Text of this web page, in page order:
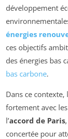
développement
énergies
ces objectifs
des énergies bas
bas carbone.
Dans ce contexte,
fortement avec les
l’accord de Paris
concertée pour